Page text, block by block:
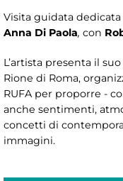
Visita guidata dedicata
Anna Di Paola, con
L’artista presenta il
Rione di Roma,
RUFA per proporre -
anche sentimenti,
concetti di
immagini.